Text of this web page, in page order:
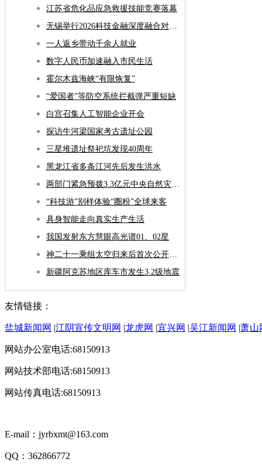
江苏省危化品应急救援技能竞赛落幕
无锡举行2026科技金融深度融合对接会
一人返乡带动千余人就业
数字人民币加速融入市民生活
霍尔木兹海峡“有限恢复”
“爱国者”等防空系统拦截弹严重短缺
白宫召集人工智能企业开会
探访牛河梁国家考古遗址公园
三星堆遗址祭祀坑发现40周年
黑龙江省多条江河先后发生洪水
两部门紧急预拨3.3亿元中央自然灾害救灾资金
“科技游”别样体验“圈粉”全球来客
具身智能走向真实生产生活
我国发射东方慧眼高光谱01、02星
神二十一乘组太空归来后首次公开亮相
新疆阿克苏地区库车市发生3.2级地震
友情链接：
盐城新闻网 |江阴宣传文明网 |龙虎网 |宜兴网 |吴江新闻网 |萧山
网站办公室电话:68150913
网站技术部电话:68150913
网站传真电话:68150913
E-mail：jyrbxmt@163.com
QQ：362866772